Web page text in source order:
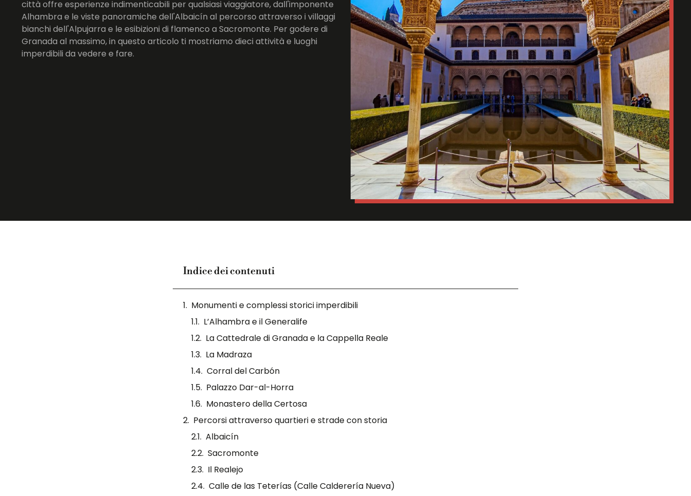
città offre esperienze indimenticabili per qualsiasi viaggiatore, dall'imponente
Alhambra e le viste panoramiche dell'Albaicín al percorso attraverso i villaggi
bianchi dell'Alpujarra e le esibizioni di flamenco a Sacromonte. Per godere di
Granada al massimo, in questo articolo ti mostriamo dieci attività e luoghi
imperdibili da vedere e fare.
Indice dei contenuti
Monumenti e complessi storici imperdibili
L’Alhambra e il Generalife
La Cattedrale di Granada e la Cappella Reale
La Madraza
Corral del Carbón
Palazzo Dar-al-Horra
Monastero della Certosa
Percorsi attraverso quartieri e strade con storia
Albaicín
Sacromonte
Il Realejo
Calle de las Teterías (Calle Calderería Nueva)